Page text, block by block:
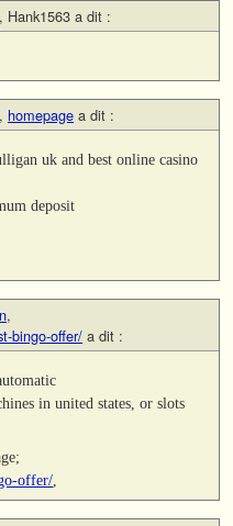
, Hank1563 a dit :
, homepage a dit :
uk and best online casino
deposit
,
bingo-offer/ a dit :
in united states, or slots
offer/